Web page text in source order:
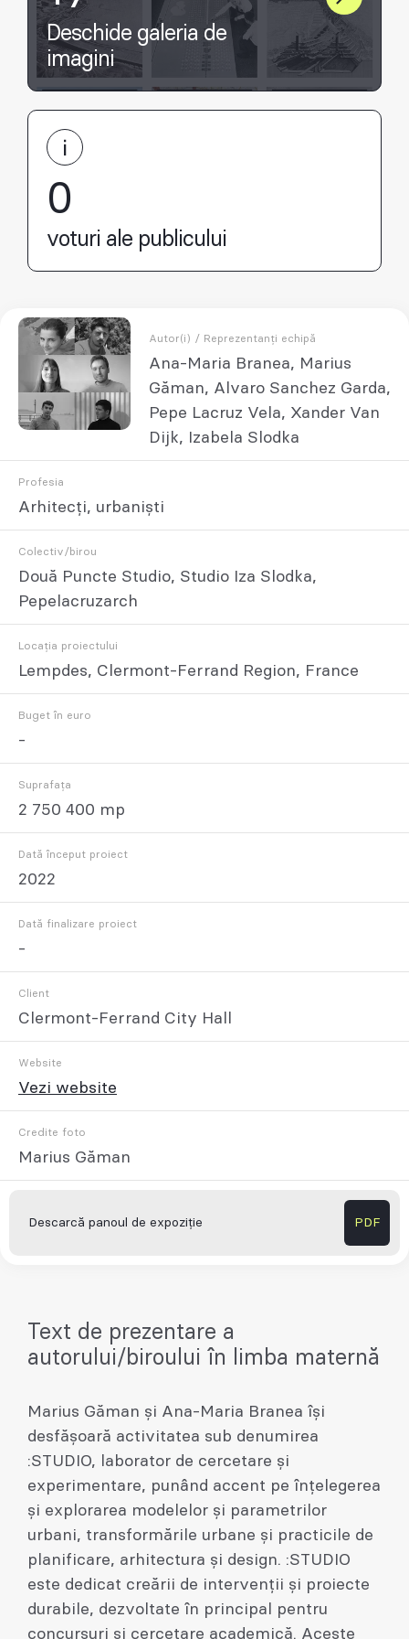
Deschide galeria de
imagini
0
voturi ale publicului
Autor(i) / Reprezentanți echipă
Ana-Maria Branea, Marius
Găman, Alvaro Sanchez Garda,
Pepe Lacruz Vela, Xander Van
Dijk, Izabela Slodka
Profesia
Arhitecți, urbaniști
Colectiv/birou
Două Puncte Studio, Studio Iza Slodka,
Pepelacruzarch
Locația proiectului
Lempdes, Clermont-Ferrand Region, France
Buget în euro
-
Suprafața
2 750 400 mp
Dată început proiect
2022
Dată finalizare proiect
-
Client
Clermont-Ferrand City Hall
Website
Vezi website
Credite foto
Marius Găman
Descarcă panoul de expoziție PDF
Text de prezentare a
autorului/biroului în limba maternă
Marius Găman și Ana-Maria Branea își
desfășoară activitatea sub denumirea
:STUDIO, laborator de cercetare și
experimentare, punând accent pe înțelegerea
și explorarea modelelor și parametrilor
urbani, transformările urbane și practicile de
planificare, arhitectura și design. :STUDIO
este dedicat creării de intervenții și proiecte
durabile, dezvoltate în principal pentru
concursuri și cercetare academică. Aceste